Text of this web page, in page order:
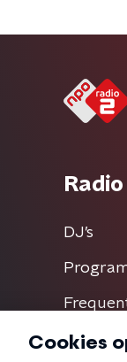
Radio
DJ’s